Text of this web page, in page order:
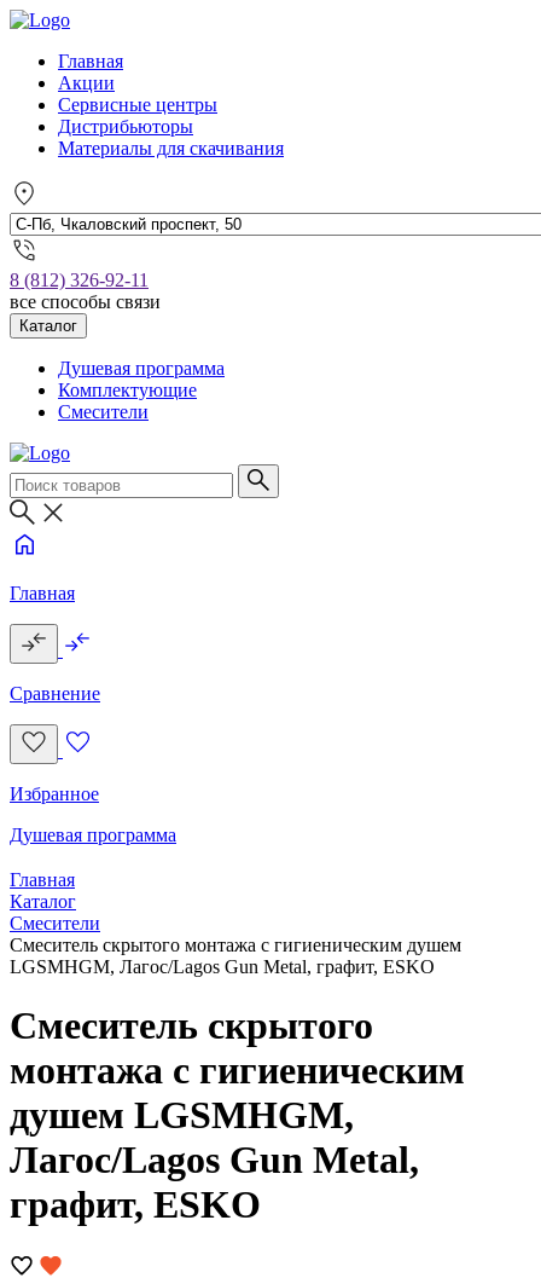
Главная
Акции
Сервисные центры
Дистрибьюторы
Материалы для скачивания
8 (812) 326-92-11
все способы связи
Каталог
Душевая программа
Комплектующие
Смесители
Главная
Сравнение
Избранное
Душевая программа
Главная
Каталог
Смесители
Смеситель скрытого монтажа с гигиеническим душем
LGSMHGM, Лагос/Lagos Gun Metal, графит, ESKO
Смеситель скрытого
монтажа с гигиеническим
душем LGSMHGM,
Лагос/Lagos Gun Metal,
графит, ESKO